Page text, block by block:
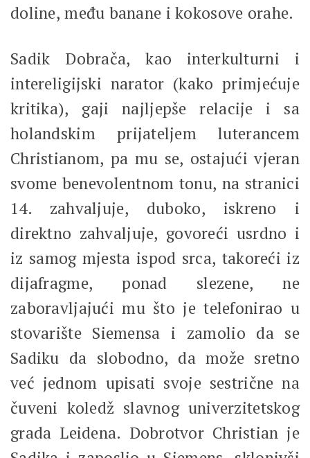
doline, među banane i kokosove orahe.
Sadik Dobrača, kao interkulturni i
intereligijski narator (kako primjećuje
kritika), gaji najljepše relacije i sa
holandskim prijateljem luterancem
Christianom, pa mu se, ostajući vjeran
svome benevolentnom tonu, na stranici
14. zahvaljuje, duboko, iskreno i
direktno zahvaljuje, govoreći usrdno i
iz samog mjesta ispod srca, takoreći iz
dijafragme, ponad slezene, ne
zaboravljajući mu što je telefonirao u
stovarište Siemensa i zamolio da se
Sadiku da slobodno, da može sretno
već jednom upisati svoje sestrične na
čuveni koledž slavnog univerzitetskog
grada Leidena. Dobrotvor Christian je